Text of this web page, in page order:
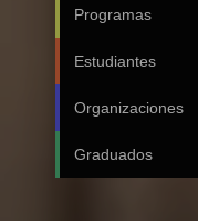
Programas
Estudiantes
Organizaciones
Graduados